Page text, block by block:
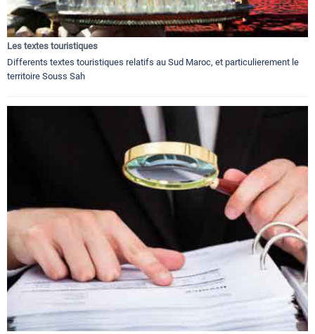
Les textes touristiques
Differents textes touristiques relatifs au Sud Maroc, et particulierement le
territoire Souss Sah